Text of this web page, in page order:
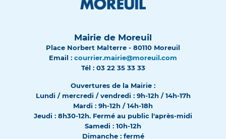
Mairie de Moreuil
Place Norbert Malterre - 80110 Moreuil
Email : courrier.mairie@moreuil.com
Tél : 03 22 35 33 33
Ouvertures de la Mairie :
Lundi / mercredi / vendredi : 9h-12h / 14h-17h
Mardi : 9h-12h / 14h-18h
Jeudi : 8h30-12h. Fermé au public l'après-midi
Samedi : 10h-12h
Dimanche : fermé